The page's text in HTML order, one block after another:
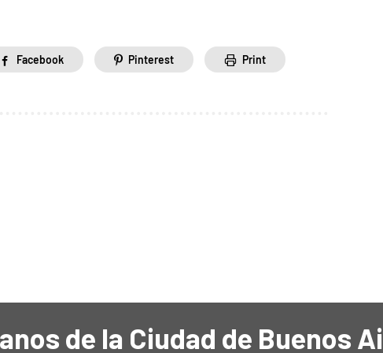
Facebook Pinterest Print
de la Ciudad de Buenos